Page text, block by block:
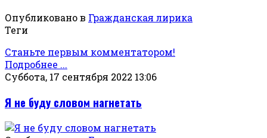
Опубликовано в Гражданская лирика
Теги
Станьте первым комментатором!
Подробнее ...
Суббота, 17 сентября 2022 13:06
Я не буду словом нагнетать